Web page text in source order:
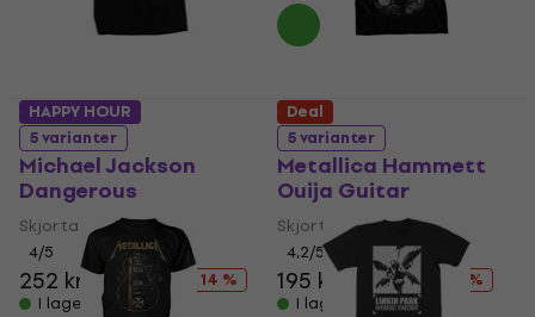
5 varianter
Michael Jackson
Dangerous
Skjorta
4/5
252 kr294 kr
- 14 %
I lager för E-shop
5 varianter
Metallica Hammett
Ouija Guitar
Skjorta
4,2/5
195 kr217 kr
- 10 %
I lager för E-shop
HAPPY HOUR Deal